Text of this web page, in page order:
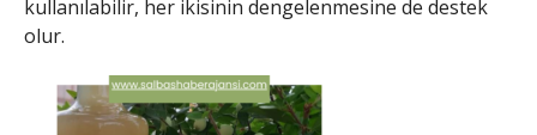
kullanılabilir, her ikisinin dengelenmesine de destek
olur.